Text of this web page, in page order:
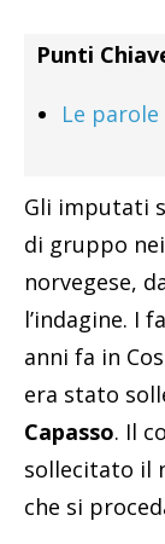
Punti
Le
Gli imputati
di gruppo
norvegese,
l’indagine. I
anni fa in
era stato
Capasso. Il
sollecitato il
che si